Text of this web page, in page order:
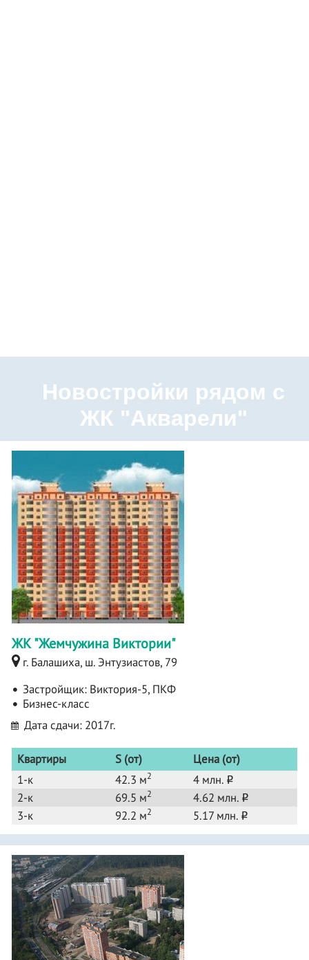
Новостройки рядом с
ЖК "Акварели"
ЖК "Жемчужина Виктории"
г. Балашиха, ш. Энтузиастов, 79
Застройщик: Виктория-5, ПКФ
Бизнес-класс
Дата сдачи: 2017г.
Квартиры S (от)
Цена (от)
1-к
42.3 м2 4 млн. o
2-к 69.5 м2 4.62 млн. o
3-к 92.2 м2 5.17 млн. o